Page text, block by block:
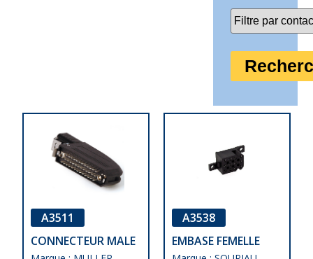
A3511
CONNECTEUR MALE
A3538
EMBASE FEMELLE